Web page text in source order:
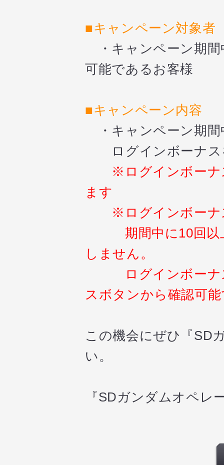
■キャンペーン対象者
・キャンペーン期間
可能であるお客様
■キャンペーン内容
・キャンペーン期間
ログインボーナス
※ログインボーナス
ます
※ログインボーナス
期間中に10回以上
しません。
ログインボーナス
スボタンから確認可
この機会にぜひ『SD
い。
『SDガンダムオペレ